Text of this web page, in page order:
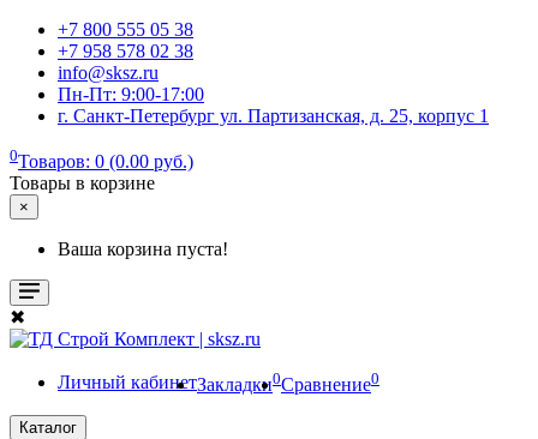
+7 800 555 05 38
+7 958 578 02 38
info@sksz.ru
Пн-Пт: 9:00-17:00
г. Санкт-Петербург ул. Партизанская, д. 25, корпус 1
0Товаров: 0 (0.00 руб.)
Товары в корзине
×
Ваша корзина пуста!
✖
Личный кабинетЗакладки0Сравнение0
Каталог